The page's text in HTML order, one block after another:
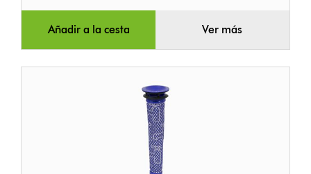
Añadir a la cesta Ver más